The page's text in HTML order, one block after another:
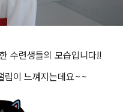
수련생들의 모습입니다!!
림이 느껴지는데요~~